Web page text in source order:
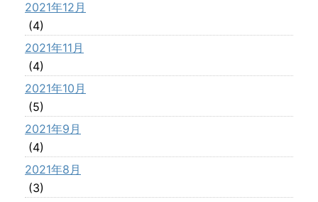
2021年12月
(4)
2021年11月
(4)
2021年10月
(5)
2021年9月
(4)
2021年8月
(3)